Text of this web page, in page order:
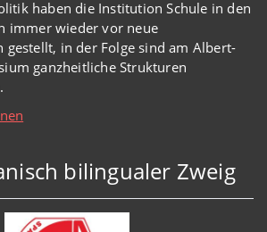
haben die Institution Schule in den
immer wiedervor neue
gestellt, in der Folge sind am Albert-
ganzheitliche Strukturen
.
bilingualer Zweig